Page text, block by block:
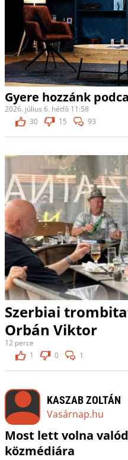
Gyere hozzánk
2026. július 6. hétfő 11:58
30
15 93
Szerbiai
Orbán Viktor
12 perce
1
0 1
KASZAB ZOLTÁN
Vasárnap.hu
Most lett volna
közmédiára